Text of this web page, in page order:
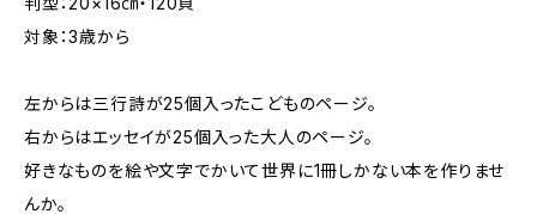
対象：3歳から
左からは三行詩が25個入ったこどものページ。
右からはエッセイが25個入った大人のページ。
好きなものを絵や文字でかいて世界に1冊しかない本を作りませ
んか。